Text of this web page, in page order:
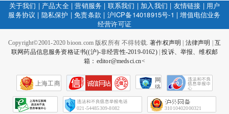
关于我们 | 产品大全|营销服务 | 联系我们 | 加入我们 | 友情链接 | 用户
服务协议 | 隐私保护 |免责条款 | 沪ICP备14018915号-1 |增值电信业务
经营许可证
Copyright©2001-2020 bioon.com 版权所有 不得转载.著作权声明 法律声明
互
联网药品信息服务资格证书((沪)-非经营性-2019-0162)|投诉、举报、维权邮
箱：editor@medsci.cn<
上海工商
网
络
会
征
021-54485309-8082 31010402000321